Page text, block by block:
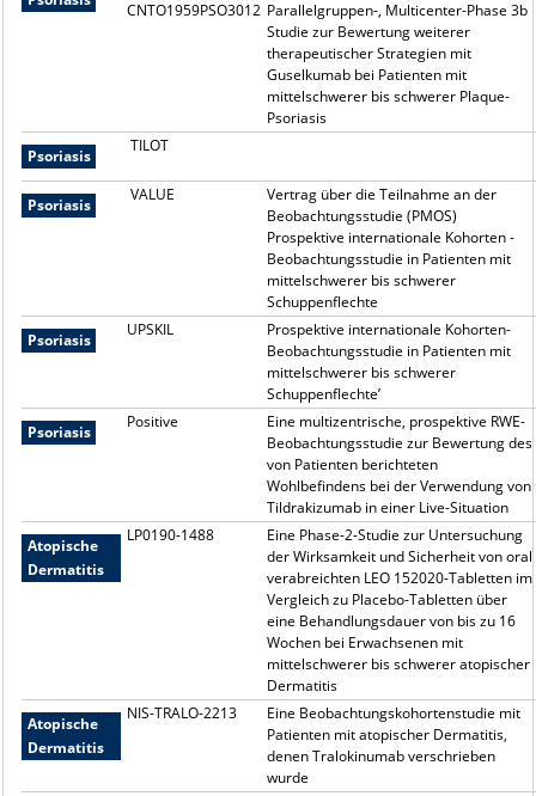
CNTO1959PSO3012 Parallel­gruppen-, Multicenter-Phase 3b
Studie zur Bewertung weiterer
therapeutischer Strategien mit
Guselkumab bei Patienten mit
mittelschwerer bis schwerer Plaque-
Psoriasis
Psoriasis
TILOT
Psoriasis
VALUE
Vertrag über die Teilnahme an der
Beobachtungsstudie (PMOS)
Prospektive internationale Kohorten -
Beobachtungsstudie in Patienten mit
mittelschwerer bis schwerer
Schuppenflechte
Psoriasis
UPSKIL
Prospektive internationale Kohorten-
Beobachtungsstudie in Patienten mit
mittelschwerer bis schwerer
Schuppenflechte’
Psoriasis
Positive
Eine multizentrische, prospektive RWE-
Beobachtungsstudie zur Bewertung des
von Patienten berichteten
Wohlbefindens bei der Verwendung von
Tildrakizumab in einer Live-Situation
Atopische
Dermatitis
LP0190-1488
Eine Phase-2-Studie zur Untersuchung
der Wirksamkeit und Sicherheit von oral
verabreichten LEO 152020-Tabletten im
Vergleich zu Placebo-Tabletten über
eine Behandlungsdauer von bis zu 16
Wochen bei Erwachsenen mit
mittelschwerer bis schwerer atopischer
Dermatitis
Atopische
Dermatitis
NIS-TRALO-2213
Eine Beobachtungskohortenstudie mit
Patienten mit atopischer Dermatitis,
denen Tralokinumab verschrieben
wurde